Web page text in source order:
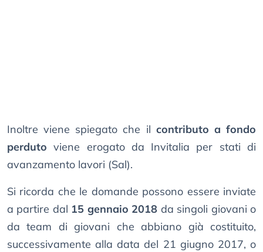
Inoltre viene spiegato che il contributo a fondo
perduto viene erogato da Invitalia per stati di
avanzamento lavori (Sal).
Si ricorda che le domande possono essere inviate
a partire dal 15 gennaio 2018 da singoli giovani o
da team di giovani che abbiano già costituito,
successivamente alla data del 21 giugno 2017, o